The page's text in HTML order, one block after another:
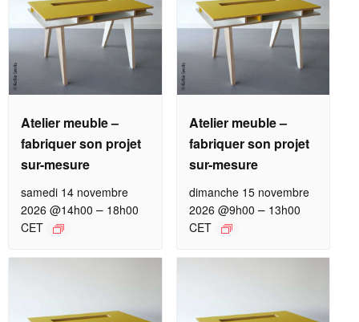
Atelier meuble –
fabriquer son projet
sur-mesure
samedi 14 novembre
2026 @14h00 – 18h00
CET
Atelier meuble –
fabriquer son projet
sur-mesure
dimanche 15 novembre
2026 @9h00 – 13h00
CET